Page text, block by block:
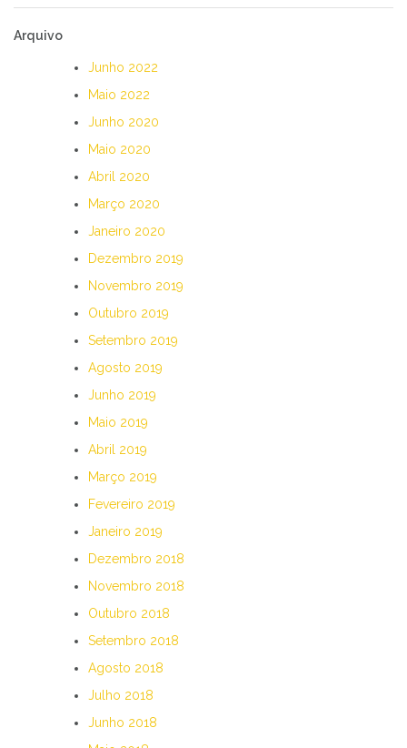
Arquivo
Junho 2022
Maio 2022
Junho 2020
Maio 2020
Abril 2020
Março 2020
Janeiro 2020
Dezembro 2019
Novembro 2019
Outubro 2019
Setembro 2019
Agosto 2019
Junho 2019
Maio 2019
Abril 2019
Março 2019
Fevereiro 2019
Janeiro 2019
Dezembro 2018
Novembro 2018
Outubro 2018
Setembro 2018
Agosto 2018
Julho 2018
Junho 2018